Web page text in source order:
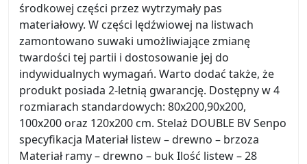
środkowej części przez wytrzymały pas
materiałowy. W części lędźwiowej na listwach
zamontowano suwaki umożliwiające zmianę
twardości tej partii i dostosowanie jej do
indywidualnych wymagań. Warto dodać także, że
produkt posiada 2-letnią gwarancję. Dostępny w 4
rozmiarach standardowych: 80x200,90x200,
100x200 oraz 120x200 cm. Stelaż DOUBLE BV Senpo
specyfikacja Materiał listew – drewno – brzoza
Materiał ramy – drewno – buk Ilość listew – 28